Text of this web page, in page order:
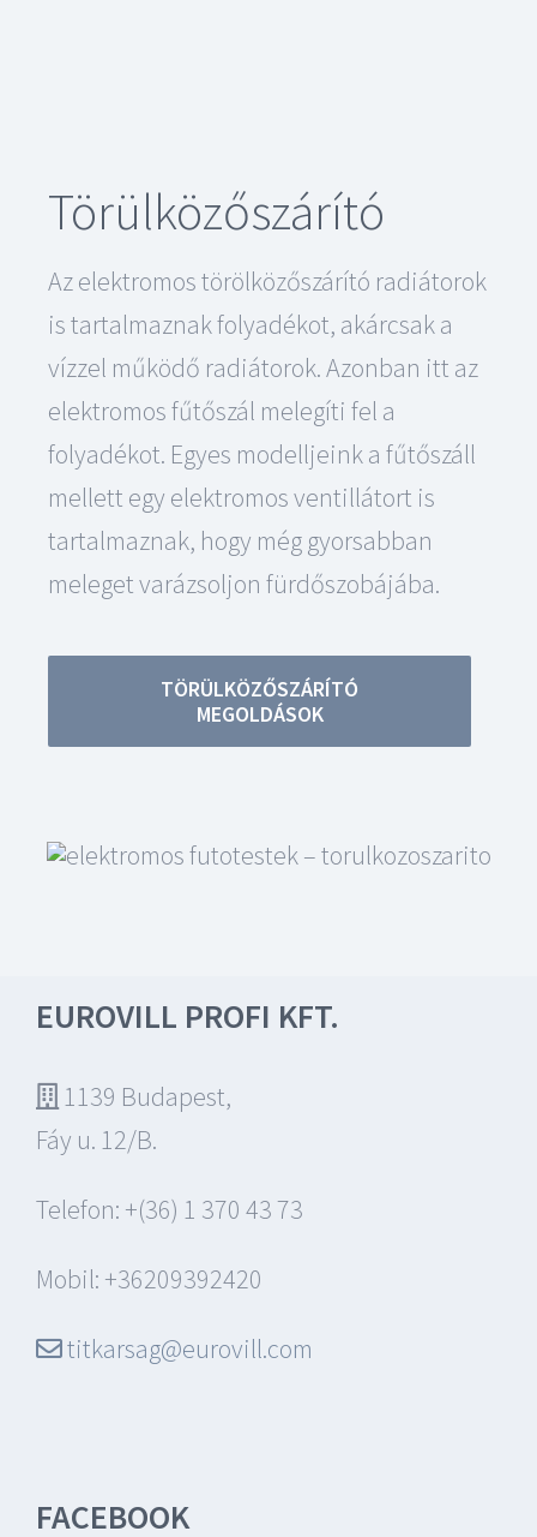
Törülközőszárító
Az elektromos törölközőszárító radiátorok
is tartalmaznak folyadékot, akárcsak a
vízzel működő radiátorok. Azonban itt az
elektromos fűtőszál melegíti fel a
folyadékot. Egyes modelljeink a fűtőszáll
mellett egy elektromos ventillátort is
tartalmaznak, hogy még gyorsabban
meleget varázsoljon fürdőszobájába.
TÖRÜLKÖZŐSZÁRÍTÓ
MEGOLDÁSOK
EUROVILL PROFI KFT.
1139 Budapest,
Fáy u. 12/B.
Telefon: +(36) 1 370 43 73
Mobil: +36209392420
titkarsag@eurovill.com
FACEBOOK